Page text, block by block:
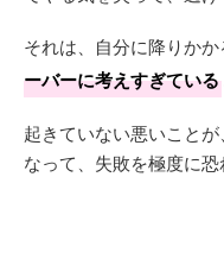
それは、自分に降りかか
ーバーに考えすぎている
起きていない悪いこと
なって、失敗を極度に恐